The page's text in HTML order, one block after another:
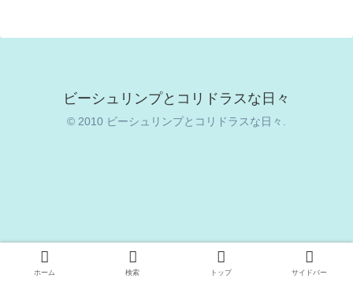
ビーシュリンプとコリドラスな日々
© 2010 ビーシュリンプとコリドラスな日々.
ホーム 検索 トップ サイドバー